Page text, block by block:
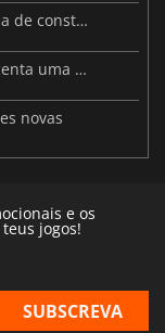
Subnautica 2 apresenta um novo sistema de construção de bases
O primeiro DLC de Borderlands 4 acrescenta uma nova personagem e muito mais
novas
e os
jogos!